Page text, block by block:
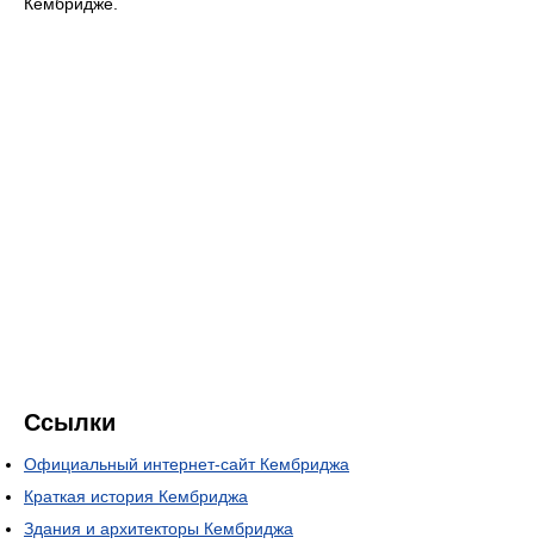
Ссылки
Официальный интернет-сайт Кембриджа
Краткая история Кембриджа
Здания и архитекторы Кембриджа